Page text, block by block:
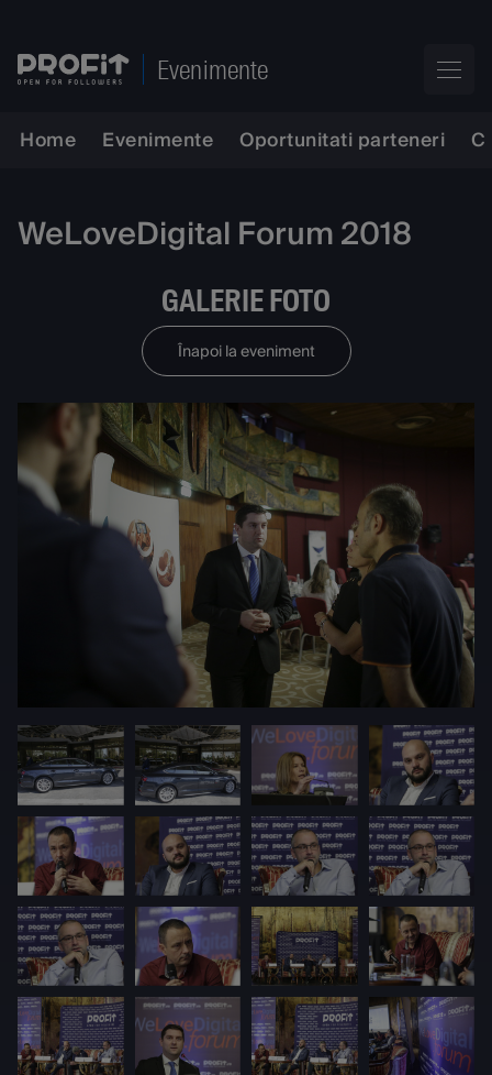
Evenimente
Home Evenimente Oportunitati parteneri
WeLoveDigital Forum 2018
GALERIE FOTO
Înapoi la eveniment